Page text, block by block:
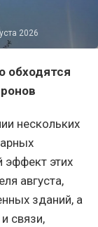
2026
обходятся
нескольких
эффект этих
августа,
зданий, а
связи,